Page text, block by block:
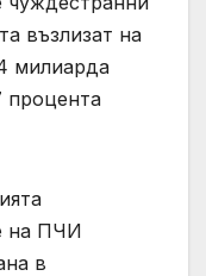
възлизат на
милиарда
процента
на ПЧИ
в